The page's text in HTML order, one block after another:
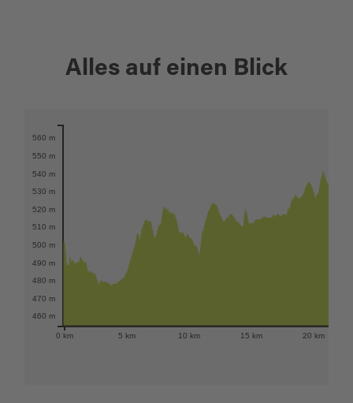
Alles auf einen Blick
0 km 5 km 10 km 15 km 20 km
460 m
470 m
480 m
490 m
500 m
510 m
520 m
530 m
540 m
550 m
560 m